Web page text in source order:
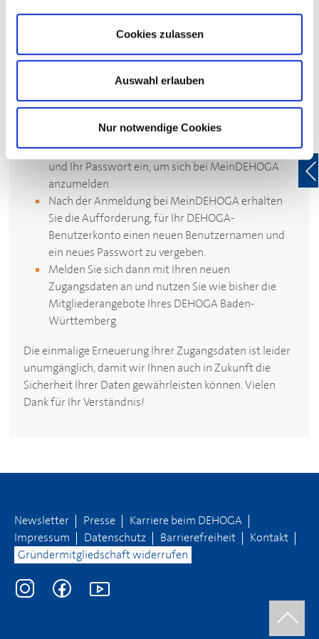
Cookies zulassen
Auswahl erlauben
Nur notwendige Cookies
Bitte beachten Sie:
Unsere neue Website erfordert bei Ihrem ersten Besuch
des Mitgliederbereichs eine einmalige Erneuerung Ihrer
Zugangsdaten für die Anmeldung bei Mein
Und so funktioniert’s:
Geben Sie wie gewohnt Ihren bekannten
Benutzernamen (entspricht Ihrer E-Mail-Adresse)
und Ihr Passwort ein, um sich bei MeinDEHOGA
anzumelden.
Nach der Anmeldung bei MeinDEHOGAerhalten
Sie die Aufforderung, für IhrDEHOGA-
Benutzerkonto einen neuen Benutzernamen und
ein neues Passwort zu vergeben.
Melden Sie sich dann mit Ihren neuen
Zugangsdaten an und nutzen Sie wie bisher die
Mitgliederangebote Ihres DEHOGABaden-
Württemberg.
Die einmalige Erneuerung Ihrer Zugangsdaten ist leider
unumgänglich, damit wir Ihnen auch in Zukunft die
Sicherheit Ihrer Daten gewährleisten können. Vielen
Dank für Ihr Verständnis!
Newsletter Presse Karriere beim DEHOGA
Impressum
Datenschutz Barrierefreiheit
Kontakt
Gründermitgliedschaft widerrufen